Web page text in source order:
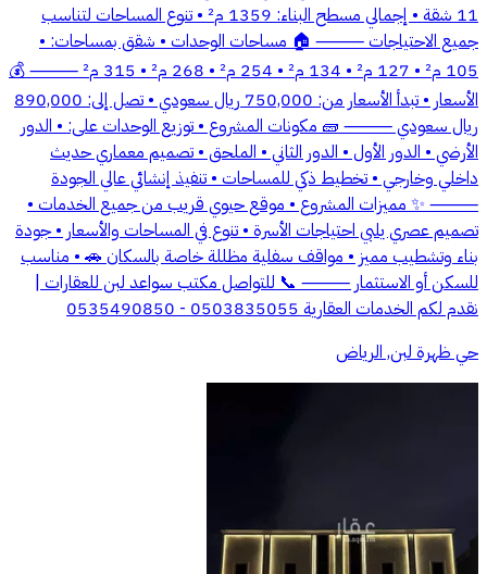
11 شقة • إجمالي مسطح البناء: 1359 م² • تنوع المساحات لتناسب
جميع الاحتياجات ⸻ 🏠 مساحات الوحدات • شقق بمساحات: •
105 م² • 127 م² • 134 م² • 254 م² • 268 م² • 315 م² ⸻ 💰
الأسعار • تبدأ الأسعار من: 750,000 ريال سعودي • تصل إلى: 890,000
ريال سعودي ⸻ 🧱 مكونات المشروع • توزيع الوحدات على: • الدور
الأرضي • الدور الأول • الدور الثاني • الملحق • تصميم معماري حديث
داخلي وخارجي • تخطيط ذكي للمساحات • تنفيذ إنشائي عالي الجودة
⸻ ✨ مميزات المشروع • موقع حيوي قريب من جميع الخدمات •
تصميم عصري يلبي احتياجات الأسرة • تنوع في المساحات والأسعار • جودة
بناء وتشطيب مميز • مواقف سفلية مظللة خاصة بالسكان 🚗 • مناسب
للسكن أو الاستثمار ⸻ 📞 للتواصل مكتب سواعد لبن للعقارات |
نقدم لكم الخدمات العقارية 0503835055 - 0535490850
حي ظهرة لبن, الرياض